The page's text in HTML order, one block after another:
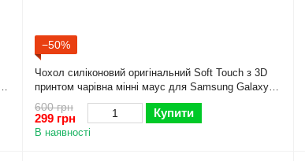
−50%
Чохол силіконовий оригінальний Soft Touch з 3D
принтом чарівна мінні маус для Samsung Galaxy
A26 (SM-A266) коричневий (Повний захист камери)
600 грн
299 грн Купити
В наявності